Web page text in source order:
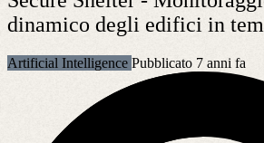
dinamico degli edifici in
Artificial Intelligence Pubblicato 7 anni fa